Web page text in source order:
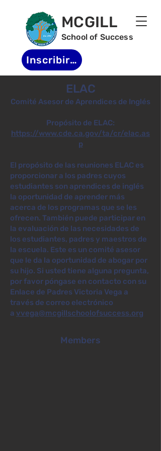
MCGILL
School of Success
Inscribirse
ELAC
Comité Asesor de Aprendices de Inglés
Propósito de ELAC:
https://www.cde.ca.gov/ta/cr/elac.as
p
El propósito de las reuniones ELAC es
proporcionar a los padres cuyos
estudiantes son aprendices de inglés
la oportunidad de aprender más
acerca de los programas que se les
ofrecen. También puede participar en
la evaluación de las necesidades de
los estudiantes, padres y maestros de
la escuela. Este es un comité asesor
que le da la oportunidad de abogar por
su hijo. Si usted tiene alguna pregunta,
por favor póngase en contacto con su
Enlace de Padres Victoria Vega a
través de correo electrónico
a vvega@mcgillschoolofsuccess.org
Members